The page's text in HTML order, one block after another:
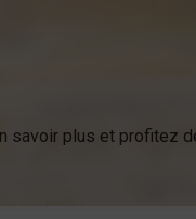
savoir plus et profitez